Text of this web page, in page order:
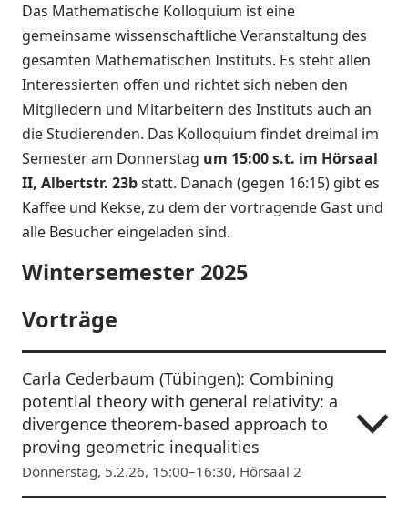
Das Mathematische Kolloquium ist eine
gemeinsame wissenschaftliche Veranstaltung des
gesamten Mathematischen Instituts. Es steht allen
Interessierten offen und richtet sich neben den
Mitgliedern und Mitarbeitern des Instituts auch an
die Studierenden. Das Kolloquium findet dreimal im
Semester am Donnerstag um 15:00 s.t. im Hörsaal
II, Albertstr. 23bstatt. Danach (gegen 16:15) gibt es
Kaffee und Kekse, zu dem der vortragende Gast und
alle Besucher eingeladen sind.
Wintersemester 2025
Vorträge
Carla Cederbaum (Tübingen): Combining
potential theory with general relativity: a
divergence theorem-based approach to
proving geometric inequalities
Donnerstag, 5.2.26, 15:00–16:30, Hörsaal 2